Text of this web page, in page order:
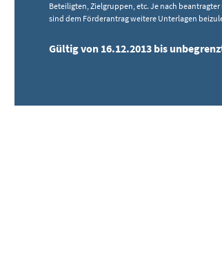
Beteiligten, Zielgruppen, etc. Je nach
sind dem Förderantrag weitere Unterlagen
Gültig von 16.12.2013 bis